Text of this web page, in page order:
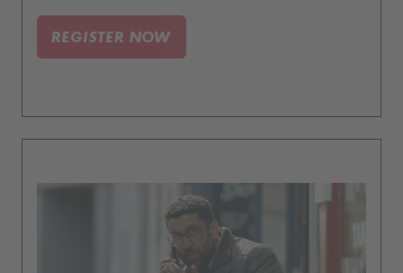
REGISTER NOW